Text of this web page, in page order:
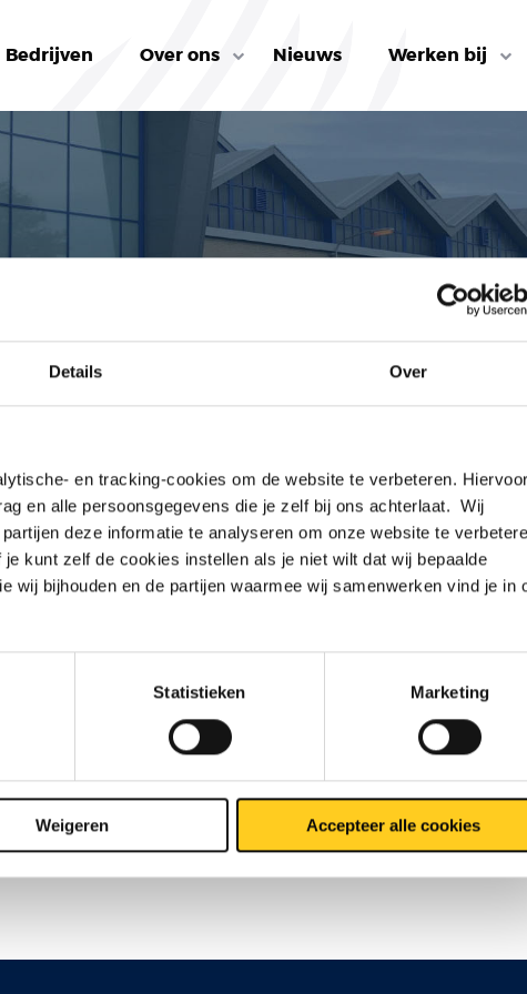
Details Over
en tracking-cookies om de website te verbeteren.
en alle persoonsgegevens die je zelf bij ons achterlaat. Wij
deze informatie te analyseren om onze website te
kunt zelf de cookies instellen als je niet wilt dat wij bepaalde
wij bijhouden en de partijen waarmee wij samenwerken vind je in
Statistieken Marketing
Weigeren Accepteer alle cookies
Bedrijven Over ons Nieuws Werken bij
génerales de
GÉNERALES DE VENTE